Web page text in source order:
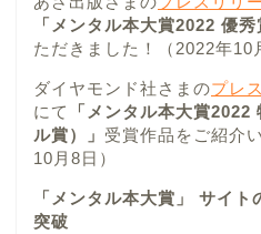
「メンタル本大賞2022 優秀
ただきました！（2022年10
ダイヤモンド社さまのプレ
にて
「メンタル本大賞
ル賞）」 受賞作品をご紹介
10月8日）
「メンタル本大賞」 サイ
突破